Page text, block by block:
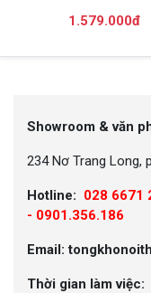
1.579.000đ
Showroom & văn
234 Nơ Trang Long,
Hotline: 028 6671
- 0901.356.186
Email:
Thời gian làm việc: